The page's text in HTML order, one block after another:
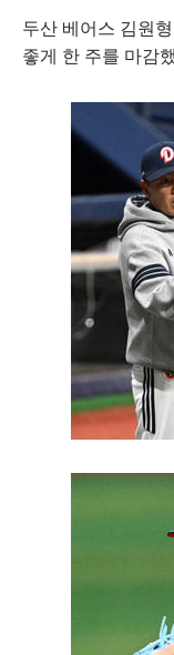
두산 베어스 김원
좋게 한 주를 마감